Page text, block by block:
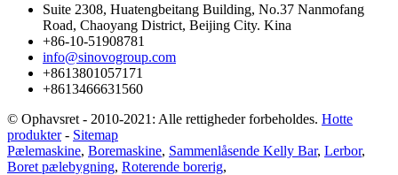
Suite 2308, Huatengbeitang Building, No.37 Nanmofang
Road, Chaoyang District, Beijing City. Kina
+86-10-51908781
info@sinovogroup.com
+8613801057171
+8613466631560
© Ophavsret - 2010-2021: Alle rettigheder forbeholdes. Hotte
produkter- Sitemap
Pælemaskine, Boremaskine, Sammenlåsende Kelly Bar, Lerbor,
Boret pælebygning, Roterende borerig,